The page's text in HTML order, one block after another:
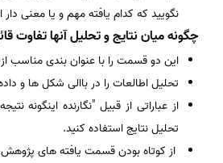
نگویید که کدام یافته مهم و یا معنی
چگونه میان نتایج و تحلیل آنها تفاوت
این دو قسمت را با عنوان بندی مناسب
تحلیل اطالعات را در باالی شکل ها و
از عباراتی از قبیل "نگارنده اینگونه
تحلیل نتایج استفاده کنید.
از کوتاه بودن قسمت یافته های پژوهش